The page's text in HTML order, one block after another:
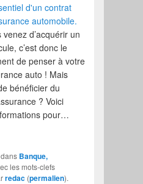
d'un contrat
automobile.
venez d’acquérir un
c’est donc le
de penser à votre
auto ! Mais
bénéficier du
? Voici
pour…
Banque,
les mots-clefs
redac (permalien).